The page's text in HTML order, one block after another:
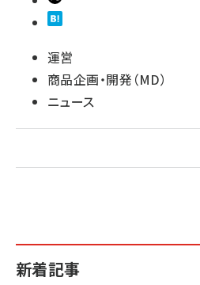
運営
商品企画・開発（MD）
ニュース
新着記事